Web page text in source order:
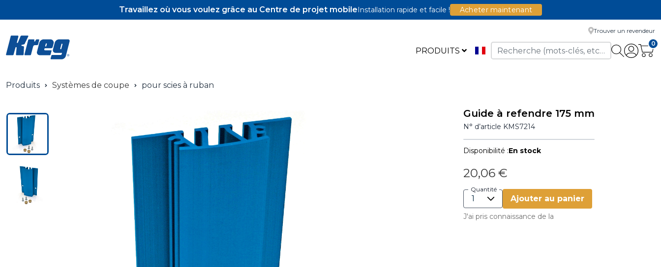
Travaillez où vous voulez grâce au Centre de projet mobileInstallation rapide et facile ! Acheter maintenant
PRODUITS
Pocket-Hole Accessoires
Vis et tourillons Pocket-Hole
Trouver un revendeur
0
Produits Systèmes de coupe pour scies à ruban
Guide à refendre 175 mm
N° d’article KMS7214
Disponibilité :En stock
20,06 €
Quantité
Ajouter au panier
J'ai pris connaissance de la